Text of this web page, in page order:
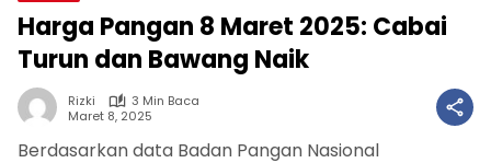
Harga Pangan 8 Maret 2025: Cabai
Turun dan Bawang Naik
Rizki
3 Min Baca
Maret 8, 2025
Berdasarkan data Badan Pangan Nasional